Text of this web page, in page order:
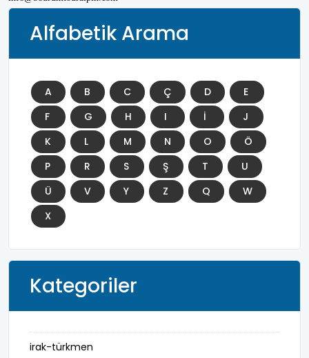
Alfabetik Arama
A B C Ç D
E
F
G H I İ
J
K
L M N O
Ö
P
R S Ş T
U
Ü
V Y Z Q
W
X
Kategoriler
irak-türkmen